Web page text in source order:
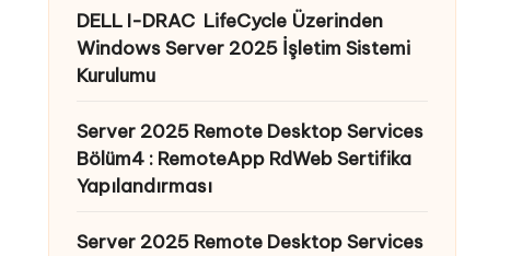
DELL I-DRAC LifeCycle Üzerinden
Windows Server 2025 İşletim Sistemi
Kurulumu
Server 2025 Remote Desktop Services
Bölüm4 : RemoteApp RdWeb Sertifika
Yapılandırması
Server 2025 Remote Desktop Services